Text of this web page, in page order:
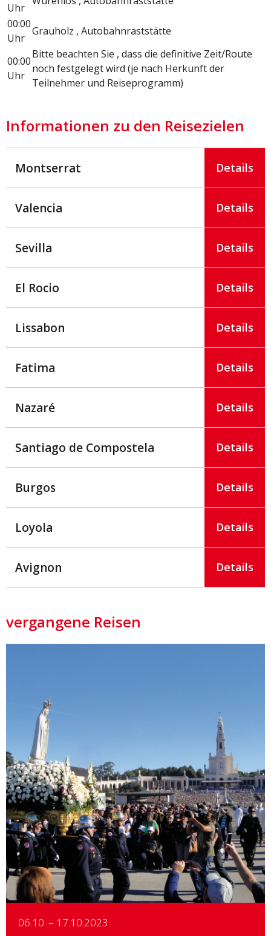
Uhr
00:00
Uhr
Grauholz , Autobahnraststätte
00:00
Uhr
Bitte beachten Sie , dass die definitive Zeit/Route
noch festgelegt wird (je nach Herkunft der
Teilnehmer und Reiseprogramm)
Informationen zu den Reisezielen
Montserrat Details
Valencia Details
Sevilla Details
El Rocio Details
Lissabon Details
Fatima Details
Nazaré Details
Santiago de Compostela Details
Burgos Details
Loyola Details
Avignon Details
vergangene Reisen
06.10. – 17.10.2023
Details